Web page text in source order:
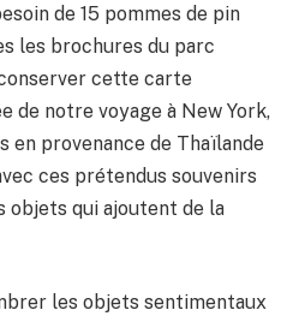
de 15 pommes de pin
les brochures du parc
cette carte
de notre voyage à New York,
en provenance de Thaïlande
ces prétendus souvenirs
objets qui ajoutent de la
les objets sentimentaux